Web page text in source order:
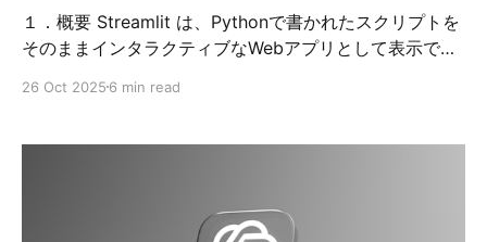
１．概要 Streamlit は、Pythonで書かれたスクリプトを
そのままインタラクティブなWebアプリとして表示でき
Webアプリ化したいけれど、HTMLやJavaScriptを書く
に最適です。 * 開発元：Streamlit Inc.（現在は
記述普通のPythonスクリプトにst.write()などを追加す
26 Oct 2025 6 min read